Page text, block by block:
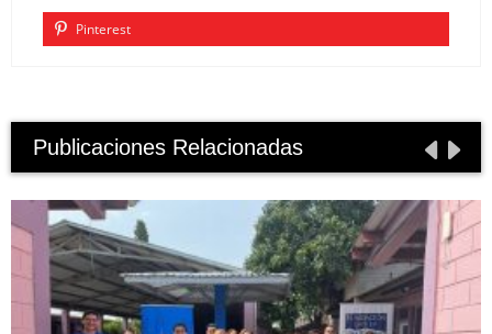
Pinterest
Publicaciones Relacionadas